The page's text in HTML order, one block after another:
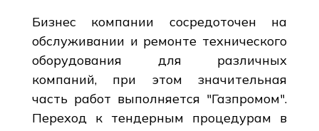
Бизнес компании сосредоточен на
обслуживании и ремонте технического
оборудования для различных
компаний, при этом значительная
часть работ выполняется "Газпромом".
Переход к тендерным процедурам в